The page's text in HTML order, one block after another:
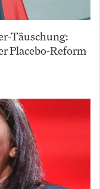
Täuschung:
Placebo-Reform